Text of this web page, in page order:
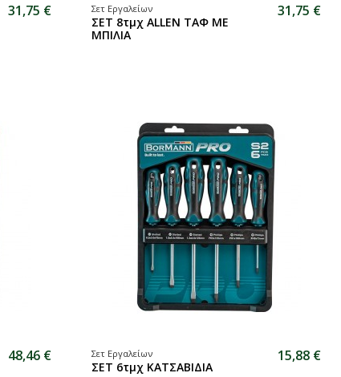
31,75 € Σετ Εργαλείων
ΣΕΤ 8τμχ ALLEN ΤΑΦ ΜΕ
ΜΠΙΛΙΑ
31,75 €
48,46 € Σετ Εργαλείων
ΣΕΤ 6τμχ ΚΑΤΣΑΒΙΔΙΑ
15,88 €